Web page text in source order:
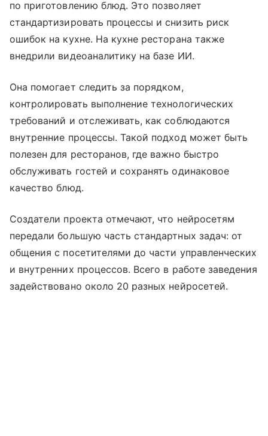
по приготовлению блюд. Это позволяет
стандартизировать процессы и снизить риск
ошибок на кухне. На кухне ресторана также
внедрили видеоаналитику на базе ИИ.
Она помогает следить за порядком,
контролировать выполнение технологических
требований и отслеживать, как соблюдаются
внутренние процессы. Такой подход может быть
полезен для ресторанов, где важно быстро
обслуживать гостей и сохранять одинаковое
качество блюд.
Создатели проекта отмечают, что нейросетям
передали большую часть стандартных задач: от
общения с посетителями до части управленческих
и внутренних процессов. Всего в работе заведения
задействовано около 20 разных нейросетей.